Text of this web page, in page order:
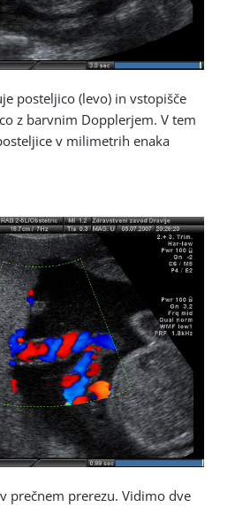
posteljico (levo) in vstopišče
z barvnim Dopplerjem. V tem
v milimetrih enaka
prečnem prerezu. Vidimo dve